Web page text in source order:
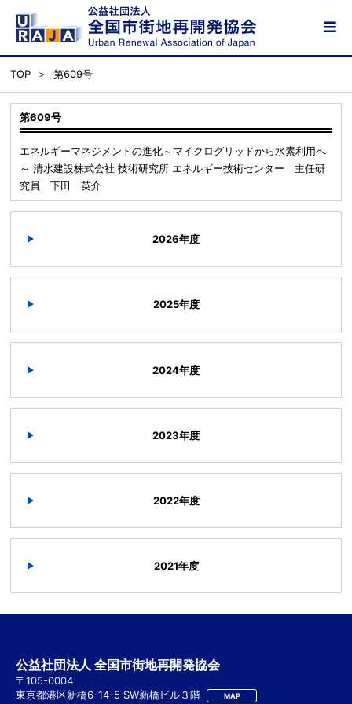
TOP 第609号
第609号
エネルギーマネジメントの進化～マイクログリッドから水素利用へ
～ 清水建設株式会社 技術研究所 エネルギー技術センター 主任研
究員 下田 英介
2026年度
2025年度
2024年度
2023年度
2022年度
2021年度
公益社団法人 全国市街地再開発協会
〒105-0004
東京都港区新橋6-14-5 SW新橋ビル３階
MAP